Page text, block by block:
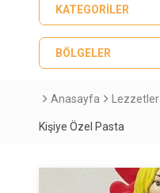
KATEGORILER
BÖLGELER
Anasayfa Lezzetler
Kişiye Özel Pasta